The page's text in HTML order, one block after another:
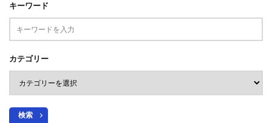
キーワード
カテゴリー
検索